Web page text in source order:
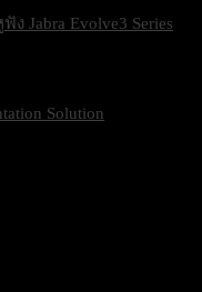
Jabra Evolve3 Series
Solution